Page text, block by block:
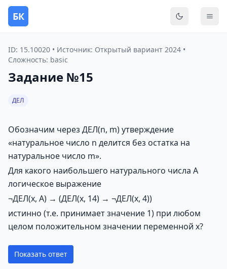
БК
ID: 15.10020 • Источник: Открытый вариант 2024 •
Сложность: basic
Задание №15
ДЕЛ
Обозначим через ДЕЛ(n, m) утверждение
«натуральное число n делится без остатка на
натуральное число m».
Для какого наибольшего натурального числа А
логическое выражение
¬ДЕЛ(x, А) → (ДЕЛ(x, 14) → ¬ДЕЛ(x, 4))
истинно (т.е. принимает значение 1) при любом
целом положительном значении переменной х?
Показать ответ